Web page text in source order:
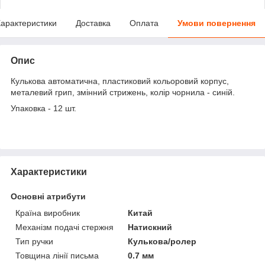
Доставка Оплата Умови повернення
Опис
Кулькова автоматична, пластиковий кольоровий корпус,
металевий грип, змінний стрижень, колір чорнила - синій.
Упаковка - 12 шт.
Характеристики
Основні атрибути
Країна виробник
Китай
Механізм подачі стержня
Натискний
Тип ручки
Кулькова/ролер
Товщина лінії письма
0.7 мм